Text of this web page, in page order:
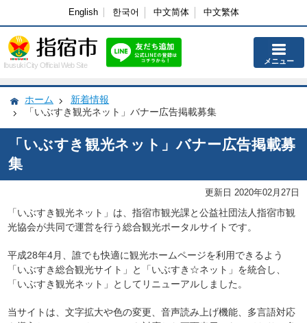
English 한국어 中文简体 中文繁体
Ibusuki City Official Web Site メニュー
ホーム
新着情報
「いぶすき観光ネット」バナー広告掲載募集
「いぶすき観光ネット」バナー広告掲載募
集
更新日 2020年02月27日
「いぶすき観光ネット」は、指宿市観光課と公益社団法人指宿市観
光協会が共同で運営を行う総合観光ポータルサイトです。
平成28年4月、誰でも快適に観光ホームページを利用できるよう
「いぶすき総合観光サイト」と「いぶすき☆ネット」を統合し、
「いぶすき観光ネット」としてリニューアルしました。
当サイトは、文字拡大や色の変更、音声読み上げ機能、多言語対応